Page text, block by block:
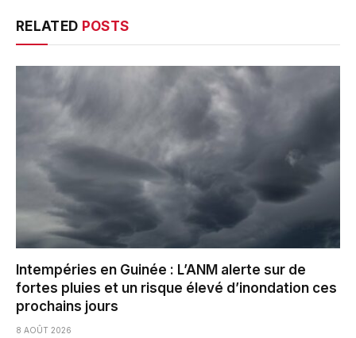
RELATED POSTS
Intempéries en Guinée : L’ANM alerte sur de
fortes pluies et un risque élevé d’inondation ces
prochains jours
8 AOÛT 2026